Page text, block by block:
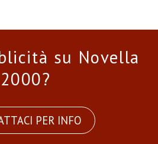
su Novella
2000?
PER INFO